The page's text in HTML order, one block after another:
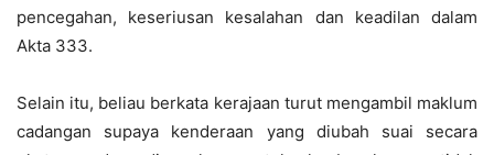
pencegahan, keseriusan kesalahan dan keadilan dalam
Akta 333.
Selain itu, beliau berkata kerajaan turut mengambil maklum
cadangan supaya kenderaan yang diubah suai secara